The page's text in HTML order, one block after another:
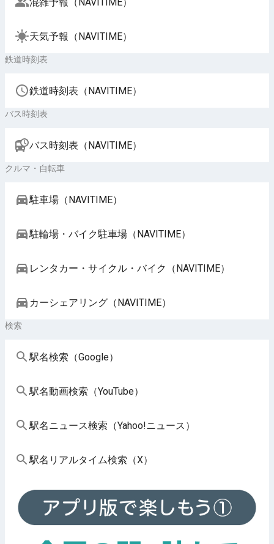
天気予報（NAVITIME）
鉄道時刻表
鉄道時刻表（NAVITIME）
バス時刻表
バス時刻表（NAVITIME）
クルマ・自転車
駐車場（NAVITIME）
駐輪場・バイク駐車場（NAVITIME）
レンタカー・サイクル・バイク（NAVITIME）
カーシェアリング（NAVITIME）
検索
駅名検索（Google）
駅名動画検索（YouTube）
駅名ニュース検索（Yahoo!ニュース）
駅名リアルタイム検索（X）